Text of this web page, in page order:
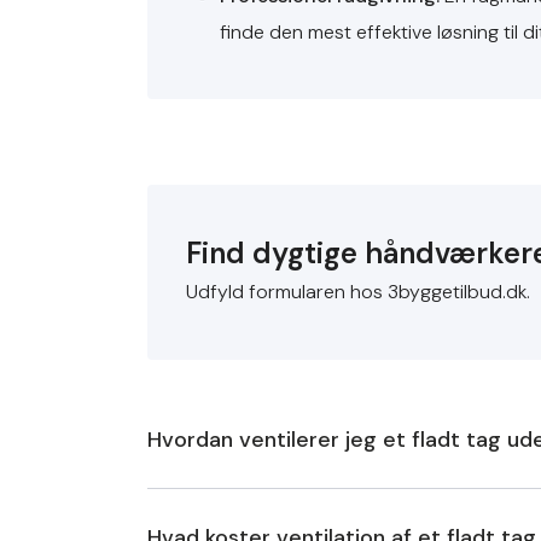
finde den mest effektive løsning til
Find dygtige
Udfyld formularen hos 3byggetilbud.dk.
Hvordan ventilerer jeg et fladt tag